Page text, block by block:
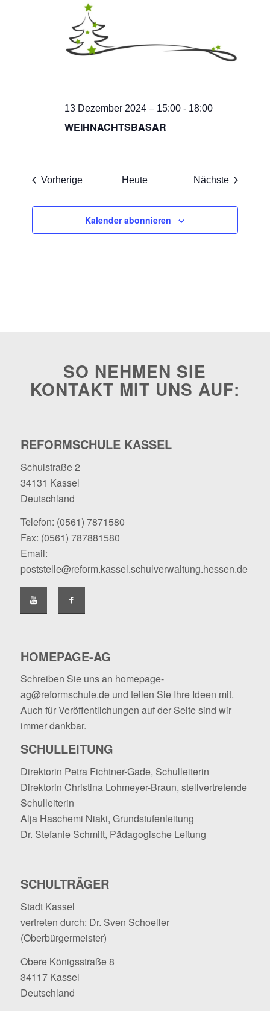
WEIHNACHTSBASAR
13 Dezember 2024 – 15:00 - 18:00
VorherigeVeranstaltungen
Heute Nächste
Kalender abonnieren
SO NEHMEN SIE
KONTAKT MIT UNS AUF:
REFORMSCHULE KASSEL
Schulstraße 2
34131 Kassel
Deutschland
Telefon: (0561) 7871580
Fax: (0561) 787881580
Email:
poststelle@reform.kassel.schulverwaltung.hessen.de
HOMEPAGE-AG
Schreiben Sie uns an homepage-
ag@reformschule.deund teilen Sie Ihre Ideen mit.
Auch für Veröffentlichungen auf der Seite sind wir
immer dankbar.
SCHULLEITUNG
Direktorin Petra Fichtner-Gade, Schulleiterin
Direktorin Christina Lohmeyer-Braun, stellvertretende
Schulleiterin
Alja Haschemi Niaki, Grundstufenleitung
Dr. Stefanie Schmitt, Pädagogische Leitung
SCHULTRÄGER
Stadt Kassel
vertreten durch: Dr. Sven Schoeller
(Oberbürgermeister)
Obere Königsstraße 8
34117 Kassel
Deutschland